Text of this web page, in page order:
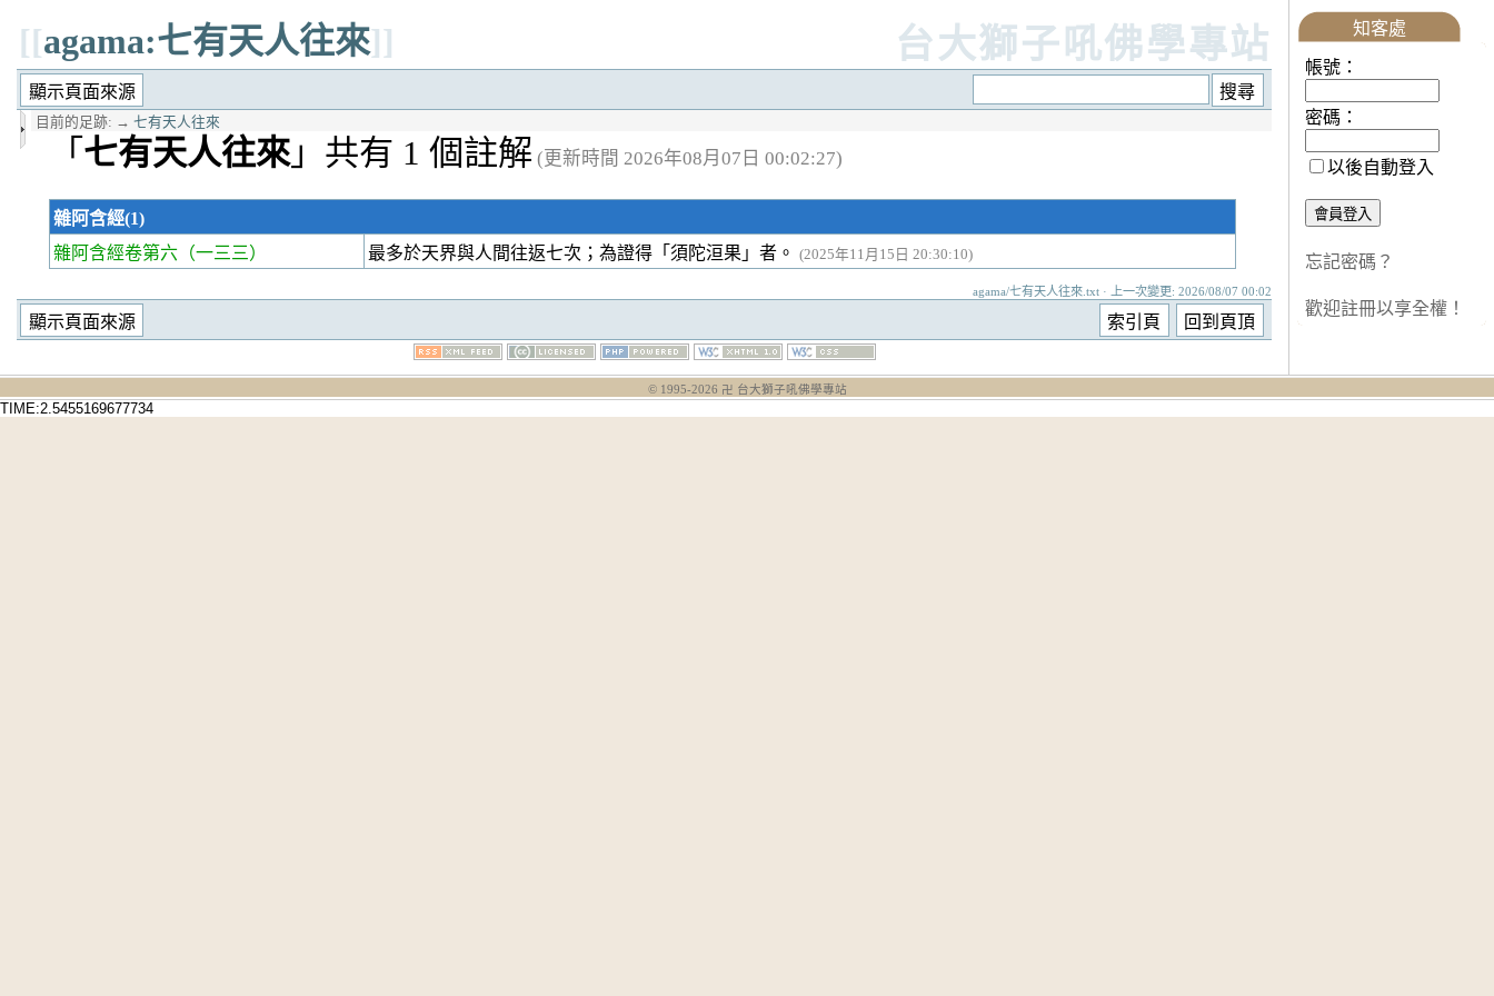
[[agama:七有天人往來]] 台大獅子吼佛學專站
目前的足跡: → 七有天人往來
「 七有天人往來」共有 1 個註解 (更新時間 2026年08月07日 00:02:27)
雜阿含經(1)
雜阿含經卷第六 （一三三） 最多於天界與人間往返七次；為證得「須陀洹果」者。 (2025年11月15日 20:30:10)
agama/七有天人往來.txt · 上一次變更: 2026/08/07 00:02
知客處
帳號：
密碼：
以後自動登入
忘記密碼？
歡迎註冊以享全權！
© 1995-2026 卍 台大獅子吼佛學專站
TIME:2.5455169677734